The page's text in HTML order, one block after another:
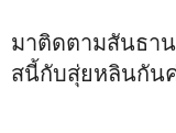
มาติดตามสันธา
สนี้กับสุ่ยหลินกัน